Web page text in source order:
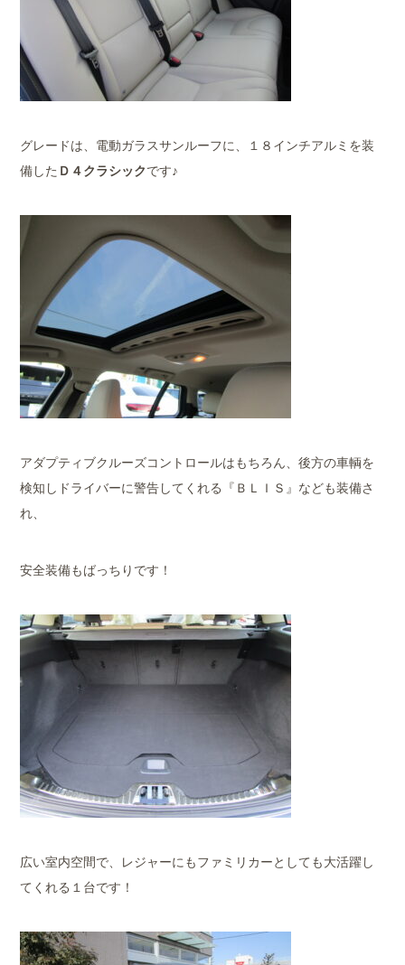
グレードは、電動ガラスサンルーフに、１８インチアルミを装
備した Ｄ４クラシックです♪
アダプティブクルーズコントロールはもちろん、後方の車輌を
検知しドライバーに警告してくれる『ＢＬＩＳ』なども装備さ
れ、
安全装備もばっちりです！
広い室内空間で、レジャーにもファミリカーとしても大活躍し
てくれる１台です！